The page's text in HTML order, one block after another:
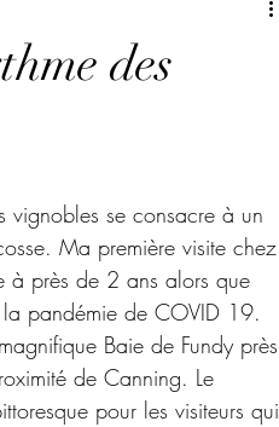
des
vignobles se consacre à un
Ma première visite chez
à près de 2 ans alors que
pandémie de COVID 19.
Baie de Fundy près
de Canning. Le
pour les visiteurs qui